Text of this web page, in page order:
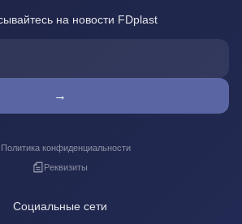
на новости FDplast
→
Политика конфиденциальности
Реквизиты
Социальные сети